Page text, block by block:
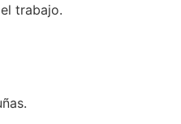
trabajo.